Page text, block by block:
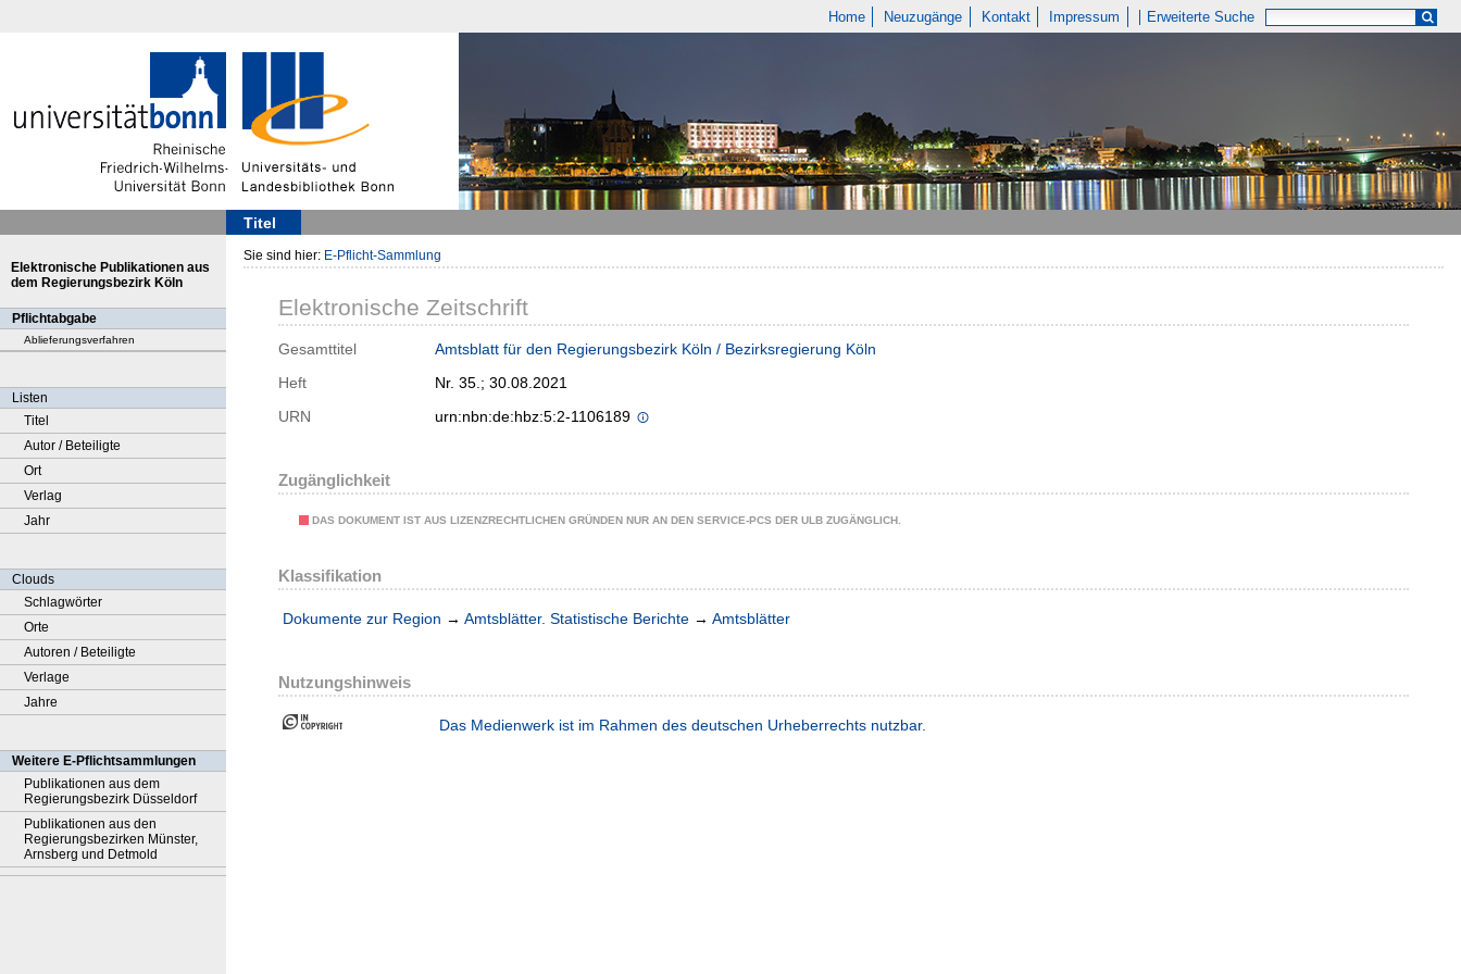
Home Neuzugänge Kontakt Impressum Erweiterte Suche
Titel
Elektronische Publikationen aus
dem Regierungsbezirk Köln
Pflichtabgabe
Ablieferungsverfahren
Listen
Titel
Autor / Beteiligte
Ort
Verlag
Jahr
Clouds
Schlagwörter
Orte
Autoren / Beteiligte
Verlage
Jahre
Weitere E-Pflichtsammlungen
Publikationen aus dem
Regierungsbezirk Düsseldorf
Publikationen aus den
Regierungsbezirken Münster,
Arnsberg und Detmold
Sie sind hier: E-Pflicht-Sammlung
Elektronische Zeitschrift
Gesamttitel
Amtsblatt für den Regierungsbezirk Köln / Bezirksregierung Köln
Heft
Nr. 35.; 30.08.2021
URN
urn:nbn:de:hbz:5:2-1106189
Zugänglichkeit
DAS DOKUMENT IST AUS LIZENZRECHTLICHEN GRÜNDEN NUR AN DEN SERVICE-PCS DER ULB ZUGÄNGLICH.
Klassifikation
Dokumente zur Region → Amtsblätter. Statistische Berichte → Amtsblätter
Nutzungshinweis
Das Medienwerk ist im Rahmen des deutschen Urheberrechts nutzbar.